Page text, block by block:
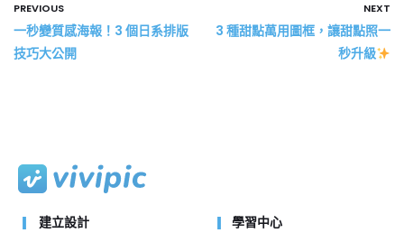
PREVIOUS
一秒變質感海報！3 個日系排版
技巧大公開
NEXT
3 種甜點萬用圖框，讓甜點照一
秒升級
建立設計
學習中心